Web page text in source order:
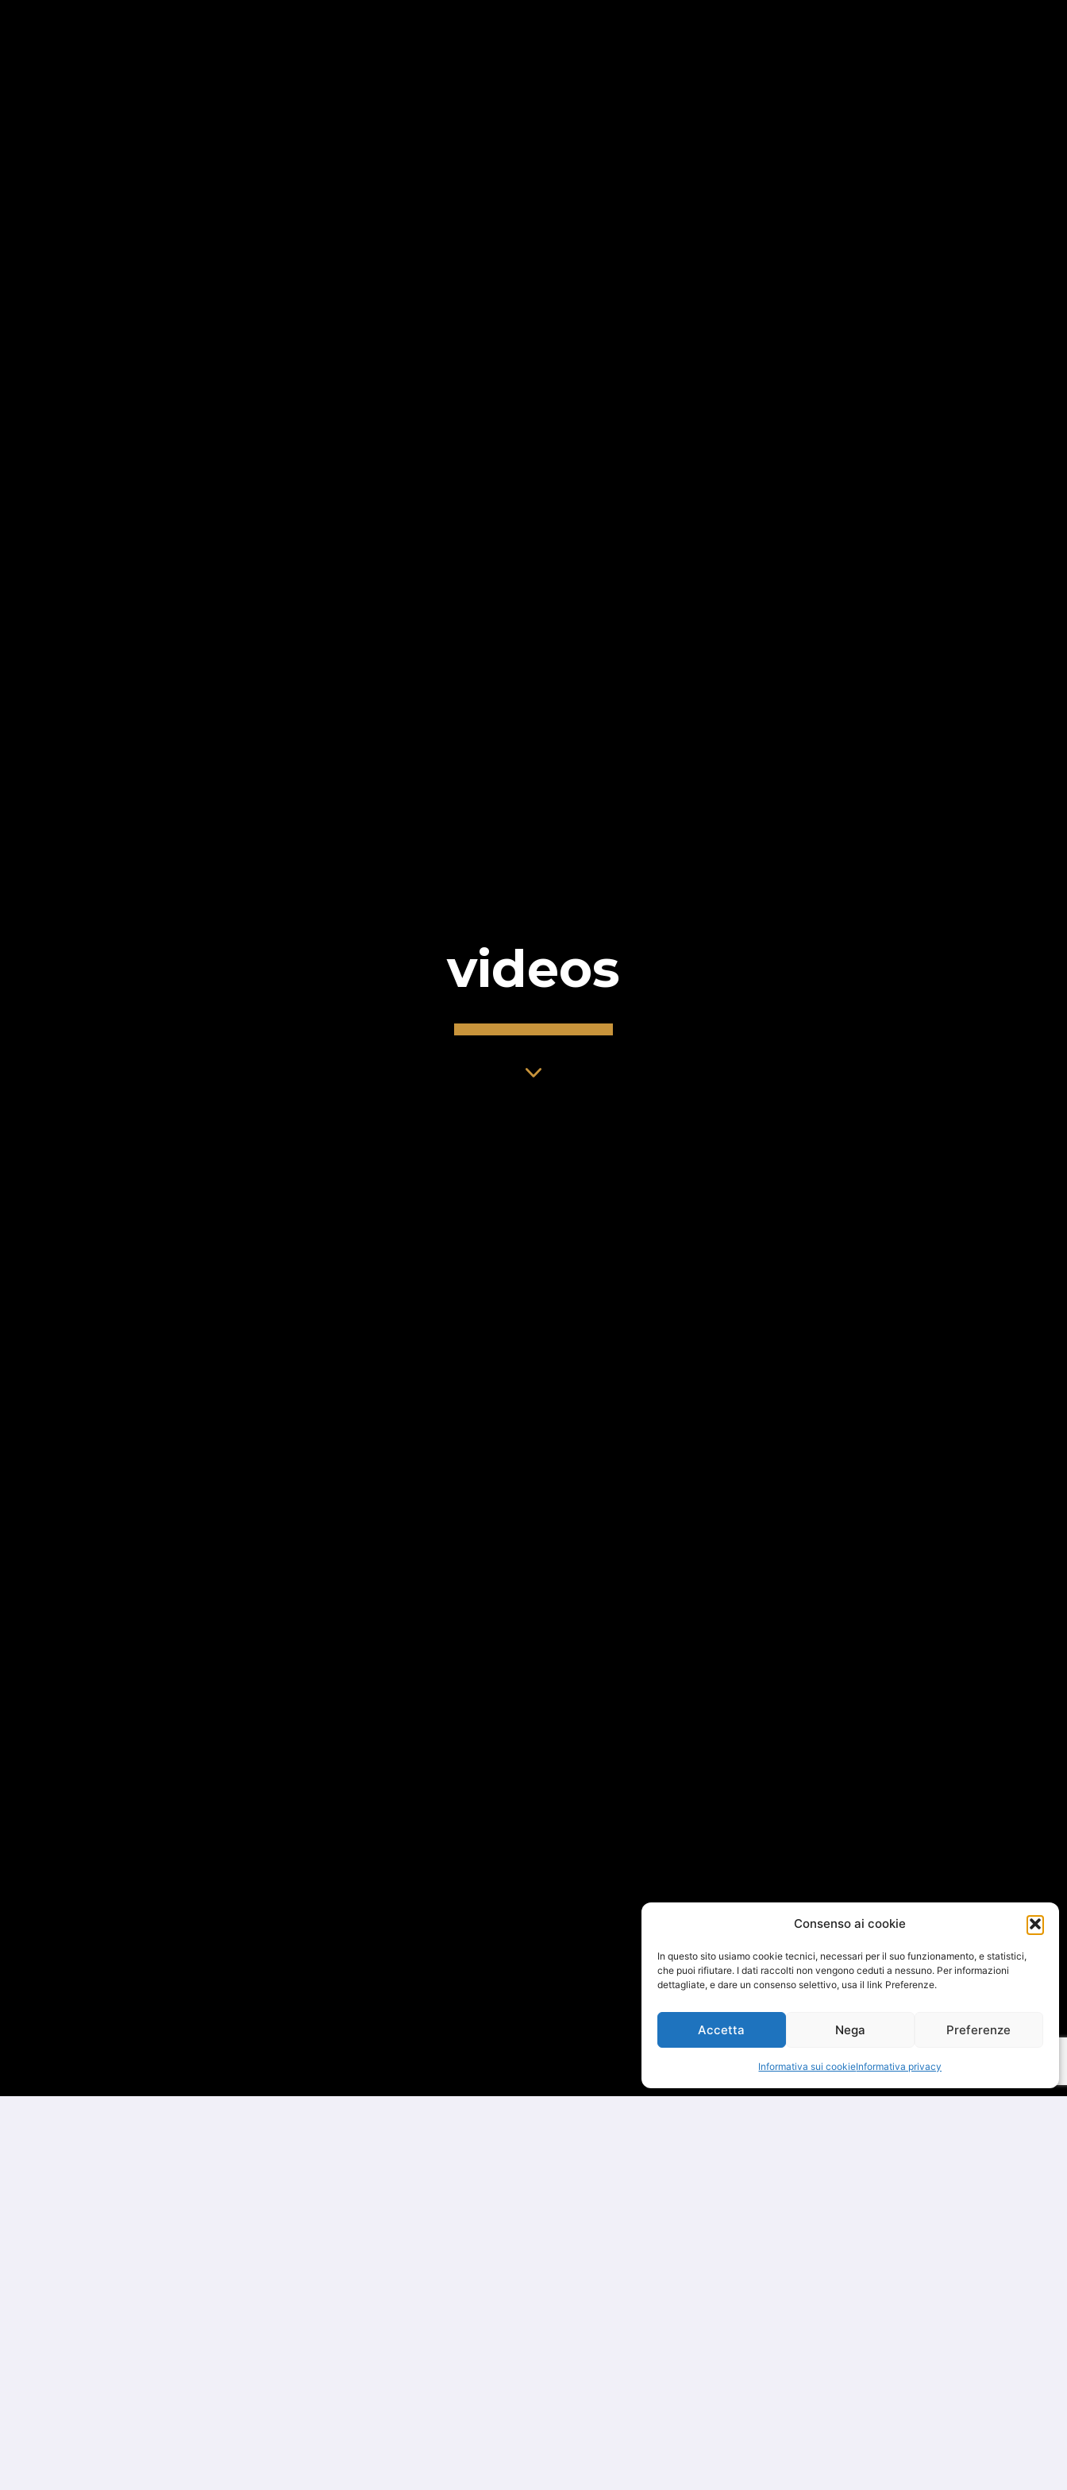
Consenso ai cookie
In questo sito usiamo cookie tecnici, necessari per il suo funzionamento, e statistici,
che puoi rifiutare. I dati raccolti non vengono ceduti a nessuno. Per informazioni
dettagliate, e dare un consenso selettivo, usa il link Preferenze.
Accetta Nega Preferenze
Informativa sui cookieInformativa privacy
videos